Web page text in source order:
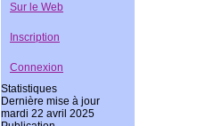
Sur le Web
Inscription
Connexion
Statistiques
Dernière mise à jour
mardi 22 avril 2025